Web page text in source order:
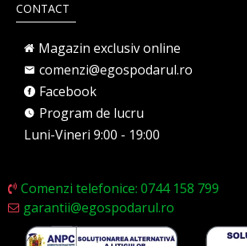
CONTACT
Magazin exclusiv online
comenzi@egospodarul.ro
Facebook
Program de lucru
Luni-Vineri 9:00 - 19:00
Comenzi telefonice: 0744 158 799
garantii@egospodarul.ro